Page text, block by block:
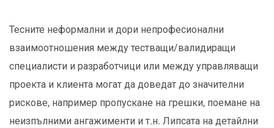
Тесните неформални и дори непрофесионални
взаимоотношения между тестващи/валидиращи
специалисти и разработчици или между управляващи
проекта и клиента могат да доведат до значителни
рискове, например пропускане на грешки, поемане на
неизпълними ангажименти и т.н. Липсата на детайлни